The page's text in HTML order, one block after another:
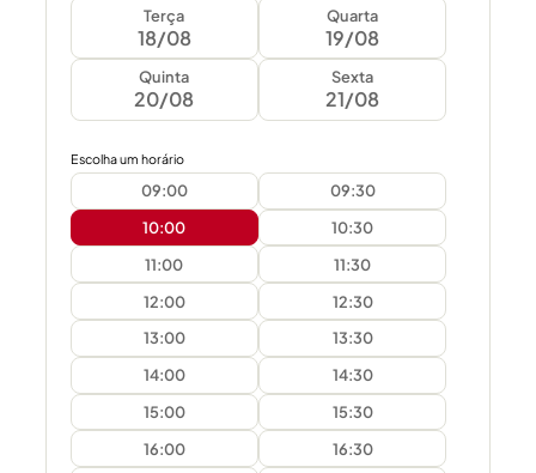
Terça
18/08
Quarta
19/08
Quinta
20/08
Sexta
21/08
Escolha um horário
09:00
09:30
10:00
10:30
11:00
11:30
12:00
12:30
13:00
13:30
14:00
14:30
15:00
15:30
16:00
16:30